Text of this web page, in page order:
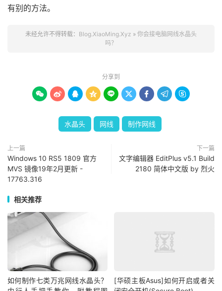
有别的方法。
未经允许不得转载： Blog.XiaoMing.Xyz » 你会接电脑网线水晶头
吗？
分享到
        
水晶头 网线 制作网线
上一篇
Windows 10 RS5 1809 官方
MVS 镜像19年2月更新 -
17763.316
下一篇
文字编辑器 EditPlus v5.1 Build
2180 简体中文版 by 烈火
相关推荐
如何制作七类万兆网线水晶头？
[华硕主板Asus]如何开启或者关